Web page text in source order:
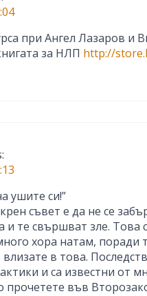
при Ангел Лазаров и
за НЛП http://
ушите си!”
съвет е да не се
и те свършват зле.
хора натам, поради
в това.
и са известни от
прочетете във